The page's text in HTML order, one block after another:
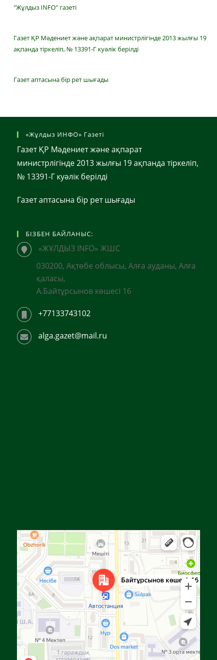
"Жұлдыз INFO" газеті
Газет ҚР Мәдениет және ақпарат министрлігінде 2013 жылғы 19
ақпанда тіркеліп, № 13391-Г куәлік берілді
Газет аптасына бір рет шығады
«Жұлдыз ИНФО» Газеті
Газет ҚР Мәдениет және ақпарат
министрлігінде 2013 жылғы 19 ақпанда тіркеліп,
№ 13391-Г куәлік берілді
Газет аптасына бір рет шығады
БІЗБЕН БАЙЛАНЫС:
«ЖҰЛДЫЗ INFO» ЖШС
030200, Ақтөбе облысы, Алға ауданы, Алға
қаласы,
А.Байтұрсынов көшесі 16
+77133743102
alga.gazet@mail.ru
Яндекс Карталар — көлік, навигация, орындарды іздеу